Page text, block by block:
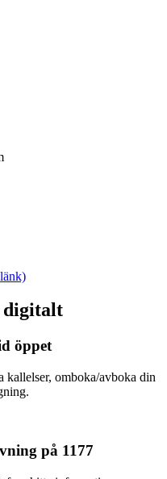
digitalt
öppet
omboka/avboka din
på 1177